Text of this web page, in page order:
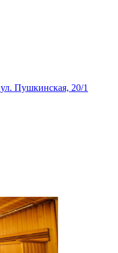
ул. Пушкинская, 20/1